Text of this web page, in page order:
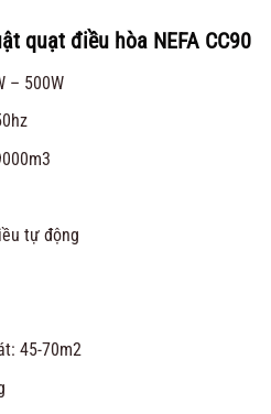
quạt điều hòa NEFA CC90
– 500W
tự động
45-70m2